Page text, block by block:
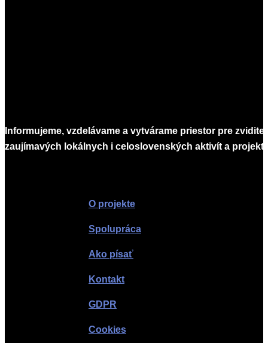
Informujeme, vzdelávame a vytvárame priestor pre
zaujímavých lokálnych i celoslovenských aktivít a
O projekte
Spolupráca
Ako písať
Kontakt
GDPR
Cookies